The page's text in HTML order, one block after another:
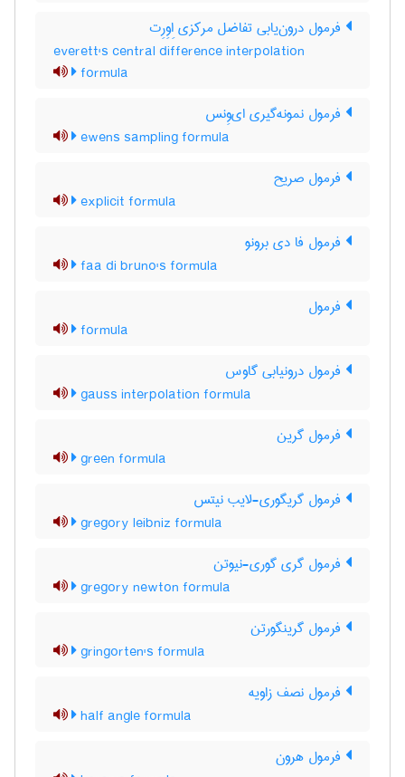
فرمول درون‌یابی تفاضل مرکزی اِوِرِت
everett's central difference interpolation
formula
فرمول نمونه‌گیری ای‌وِنس
ewens sampling formula
فرمول صریح
explicit formula
فرمول فا دی برونو
faa di bruno's formula
فرمول
formula
فرمول درونیابی گاوس
gauss interpolation formula
فرمول گرین
green formula
فرمول گریگوری-لایب نیتس
gregory leibniz formula
فرمول گری گوری-نیوتن
gregory newton formula
فرمول گرینگورتن
gringorten's formula
فرمول نصف زاویه
half angle formula
فرمول هرون